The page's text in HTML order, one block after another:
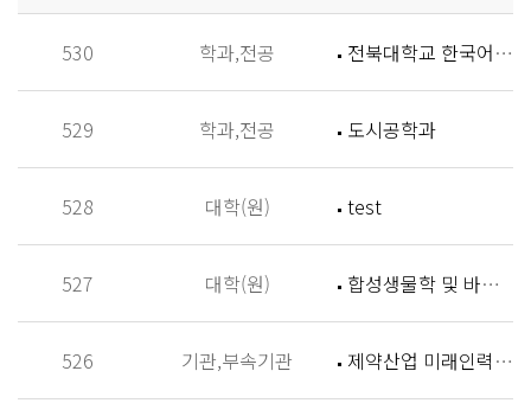
530 학과,전공 전북대학교 한국어학과
529 학과,전공 도시공학과
528 대학(원) test
527 대학(원) 합성생물학 및 바이오신소재개발 연구실 (Synthetic Biology and Biomaterials Lab,SBBL)
526 기관,부속기관 제약산업 미래인력 양성센터 홈페이지